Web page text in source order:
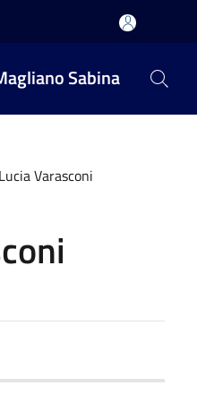
Sabina
Lucia Varasconi